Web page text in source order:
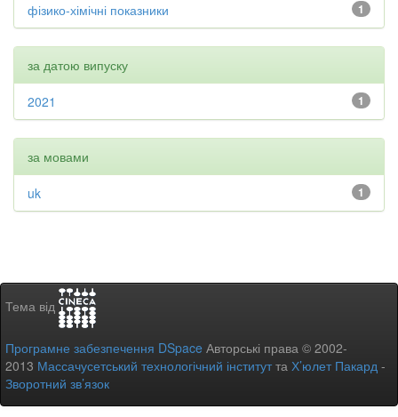
1
фізико-хімічні показники
за датою випуску
1
2021
за мовами
1
uk
Тема від
Програмне забезпечення DSpace Авторські права © 2002-
2013 Массачусетський технологічний інститутта Х’юлет Пакард -
Зворотний зв’язок